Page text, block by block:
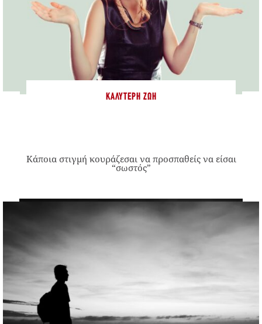
ΚΑΛΎΤΕΡΗ ΖΩΉ
Κάποια στιγμή κουράζεσαι να προσπαθείς να είσαι
“σωστός”